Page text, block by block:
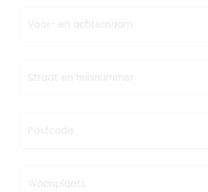
Voor- en achternaam
Straat en huisnummer
Postcode
Woonplaats